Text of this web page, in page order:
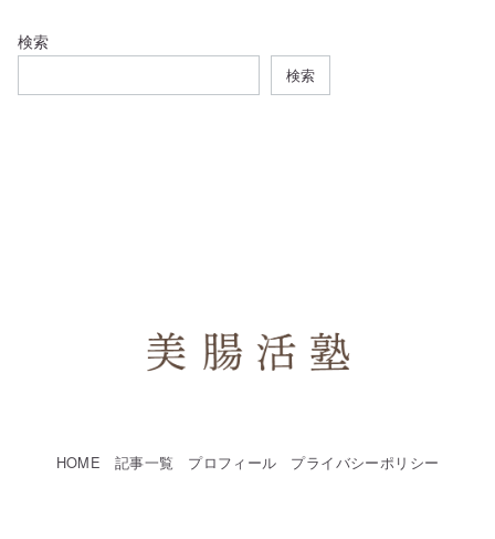
検索
検索
HOME 記事一覧 プロフィール プライバシーポリシー